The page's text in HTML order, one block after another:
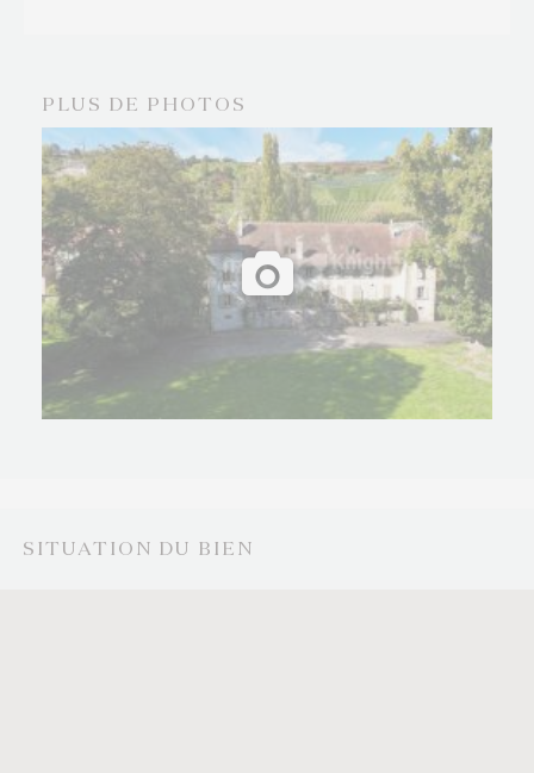
résidence unique, au croisement de l’histoire, de la
PLUS DE PHOTOS
SITUATION DU BIEN